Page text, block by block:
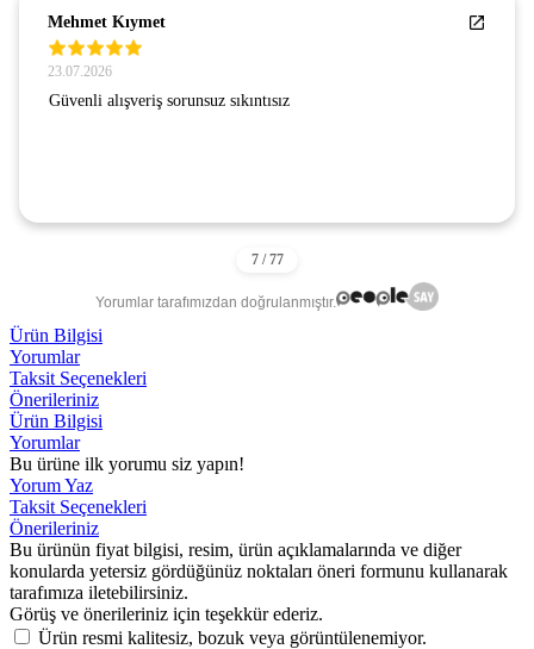
Mehmet Kıymet
23.07.2026
Güvenli alışveriş sorunsuz sıkıntısız
Yorumlar tarafımızdan doğrulanmıştır.
Ürün Bilgisi
Yorumlar
Taksit Seçenekleri
Önerileriniz
Ürün Bilgisi
Yorumlar
Bu ürüne ilk yorumu siz yapın!
Yorum Yaz
Taksit Seçenekleri
Önerileriniz
Bu ürünün fiyat bilgisi, resim, ürün açıklamalarında ve diğer
konularda yetersiz gördüğünüz noktaları öneri formunu kullanarak
tarafımıza iletebilirsiniz.
Görüş ve önerileriniz için teşekkür ederiz.
Ürün resmi kalitesiz, bozuk veya görüntülenemiyor.